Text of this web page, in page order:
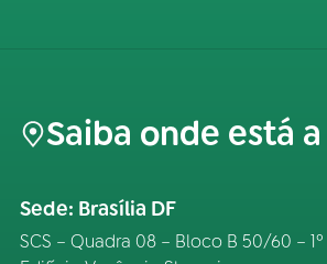
Saiba onde está a
Sede: Brasília DF
SCS – Quadra 08 – Bloco B 50/60 –